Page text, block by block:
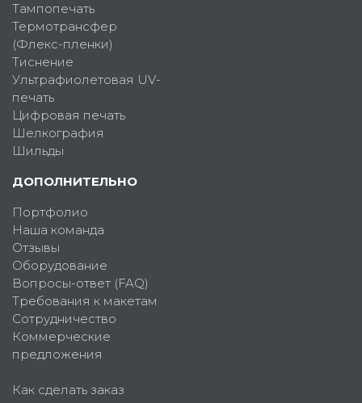
Тампопечать
Термотрансфер
(Флекс-пленки)
Тиснение
Ультрафиолетовая UV-
печать
Цифровая печать
Шелкография
Шильды
ДОПОЛНИТЕЛЬНО
Портфолио
Наша команда
Отзывы
Оборудование
Вопросы-ответ (FAQ)
Требования к макетам
Сотрудничество
Коммерческие
предложения
Как сделать заказ